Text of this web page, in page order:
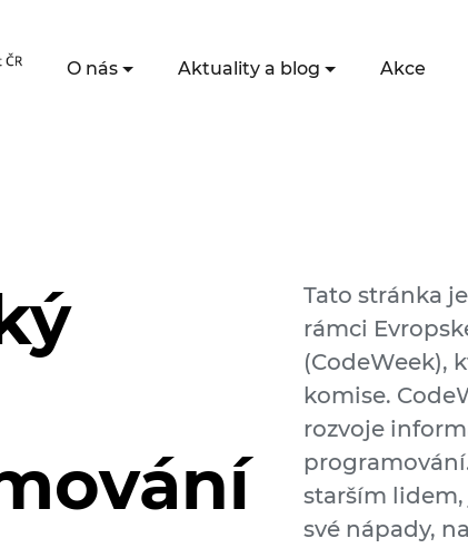
O nás Aktuality a blog Akce
Tato stránka
rámci
(CodeWeek),
komise.
rozvoje
starším
své nápady,